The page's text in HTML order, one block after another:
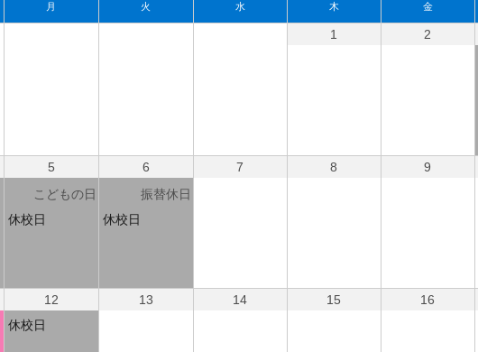
月 火 水 木 金
1 2
5
こどもの日
休校日
6
振替休日
休校日
7 8 9
12
休校日
13 14 15 16